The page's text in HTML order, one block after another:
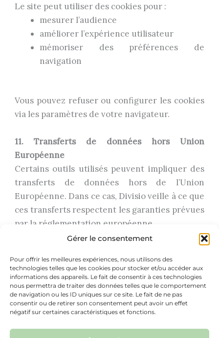
Gérer le consentement
Pour offrir les meilleures expériences, nous utilisons des
technologies telles que les cookies pour stocker et/ou accéder aux
informations des appareils. Le fait de consentir à ces technologies
nous permettra de traiter des données telles que le comportement
de navigation ou les ID uniques sur ce site. Le fait de ne pas
consentir ou de retirer son consentement peut avoir un effet
négatif sur certaines caractéristiques et fonctions.
Le site peut utiliser des cookies pour :
mesurer l’audience
améliorer l’expérience utilisateur
mémoriser des préférences de
navigation
Vous pouvez refuser ou configurer les cookies
via les paramètres de votre navigateur.
11. Transferts de données hors Union
Européenne
Certains outils utilisés peuvent impliquer des
transferts de données hors de l’Union
Européenne. Dans ce cas, Divisio veille à ce que
ces transferts respectent les garanties prévues
par la réglementation européenne.
Divisio se réserve le droit de modifier la
présente politique de confidentialité à tout
moment afin de garantir sa conformité avec la
législation en vigueur.